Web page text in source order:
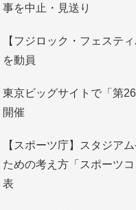
事を中止・見送り
【フジロック・フェステ
を動員
東京ビッグサイトで「第
開催
【スポーツ庁】スタジア
ための考え方「スポーツ
表